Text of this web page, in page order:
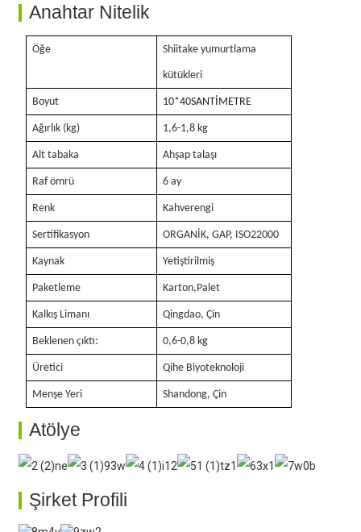
Anahtar Nitelik
Öğe Shiitake yumurtlama
kütükleri
Boyut 10*40SANTİMETRE
Ağırlık (kg) 1,6-1,8 kg
Alt tabaka Ahşap talaşı
Raf ömrü 6 ay
Renk Kahverengi
Sertifikasyon ORGANİK, GAP, ISO22000
Kaynak Yetiştirilmiş
Paketleme Karton,Palet
Kalkış Limanı Qingdao, Çin
Beklenen çıktı: 0,6-0,8 kg
Üretici Qihe Biyoteknoloji
Menşe Yeri Shandong, Çin
Atölye
Şirket Profili